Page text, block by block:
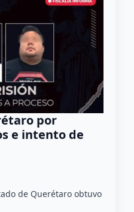
por
e intento de
de Querétaro obtuvo